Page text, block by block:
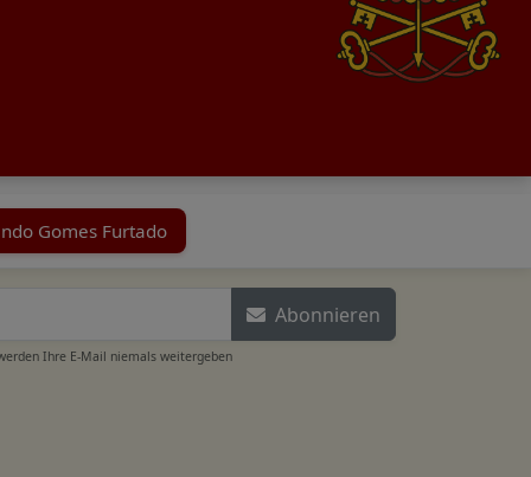
Gomes Furtado
Abonnieren
Ihre E-Mail niemals weitergeben